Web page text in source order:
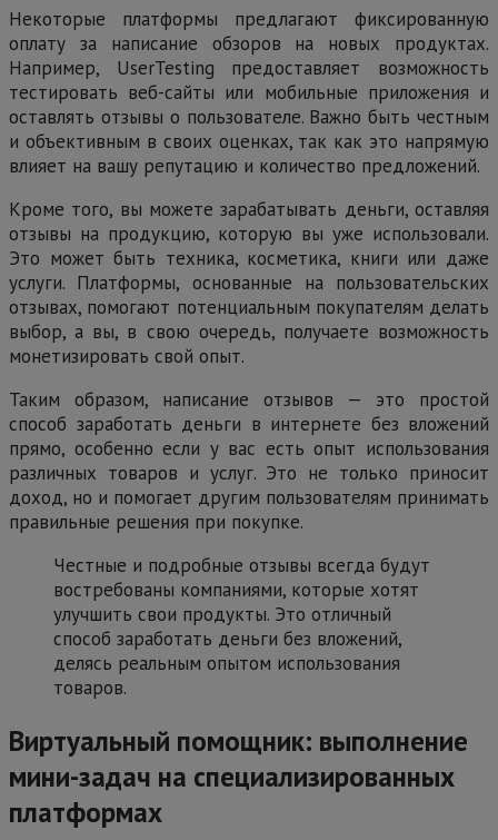
Некоторые платформы предлагают фиксированную
оплату за написание обзоров на новых продуктах.
Например, UserTesting предоставляет возможность
тестировать веб-сайты или мобильные приложения и
оставлять отзывы о пользователе. Важно быть честным
и объективным в своих оценках, так как это напрямую
влияет на вашу репутацию и количество предложений.
Кроме того, вы можете зарабатывать деньги, оставляя
отзывы на продукцию, которую вы уже использовали.
Это может быть техника, косметика, книги или даже
услуги. Платформы, основанные на пользовательских
отзывах, помогают потенциальным покупателям делать
выбор, а вы, в свою очередь, получаете возможность
монетизировать свой опыт.
Таким образом, написание отзывов — это простой
способ заработать деньги в интернете без вложений
прямо, особенно если у вас есть опыт использования
различных товаров и услуг. Это не только приносит
доход, но и помогает другим пользователям принимать
правильные решения при покупке.
Честные и подробные отзывы всегда будут
востребованы компаниями, которые хотят
улучшить свои продукты. Это отличный
способ заработать деньги без вложений,
делясь реальным опытом использования
товаров.
Виртуальный помощник: выполнение
мини-задач на специализированных
платформах